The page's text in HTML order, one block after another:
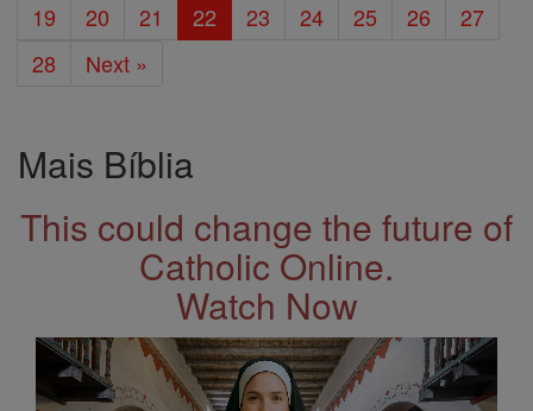
19
20 21 22 23 24 25 26
27
28
Next »
Mais Bíblia
This could change the future of
Catholic Online.
Watch Now